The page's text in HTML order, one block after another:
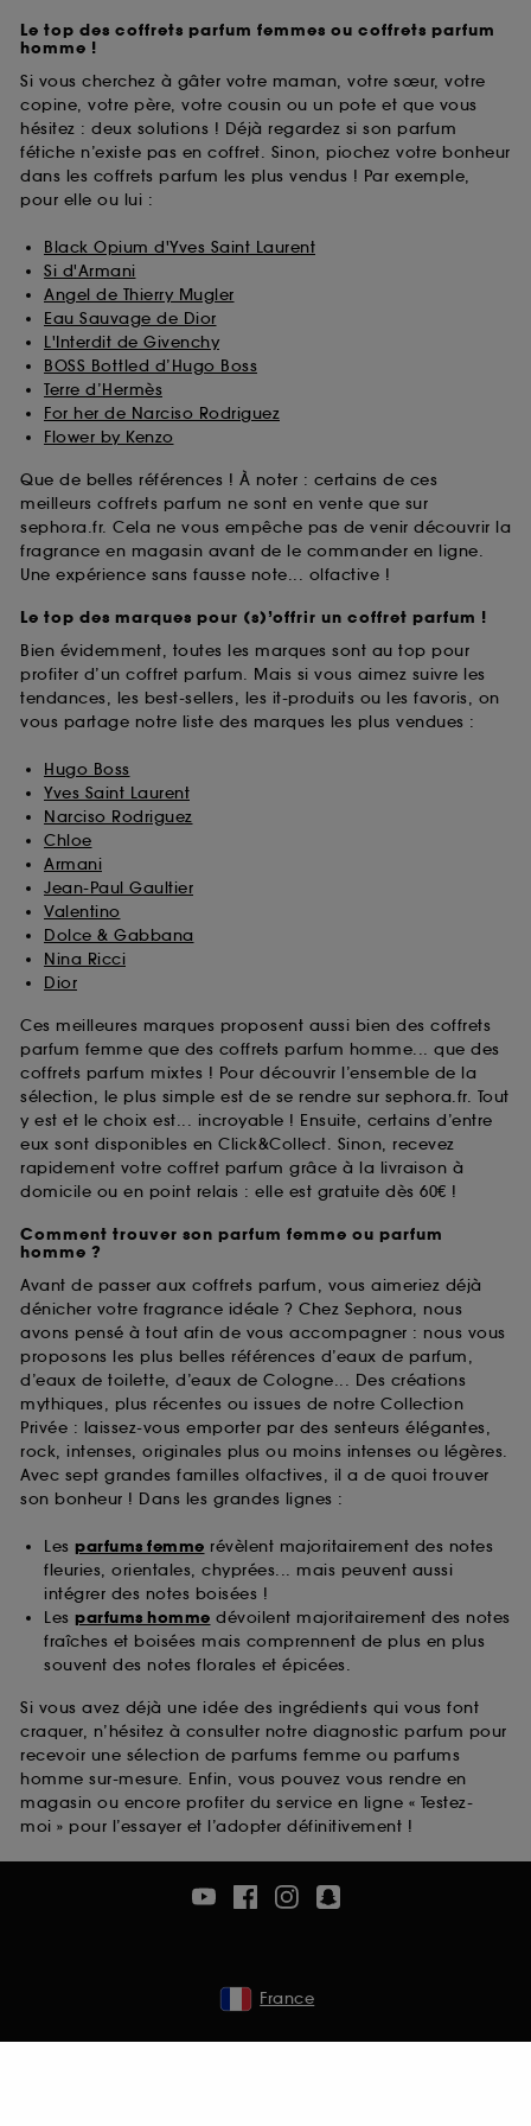
Le top des coffrets parfum femmes ou coffrets parfum
homme !
Si vous cherchez à gâter votre maman, votre sœur, votre
copine, votre père, votre cousin ou un pote et que vous
hésitez : deux solutions ! Déjà regardez si son parfum
fétiche n’existe pas en coffret. Sinon, piochez votre bonheur
dans les coffrets parfum les plus vendus ! Par exemple,
pour elle ou lui :
Black Opium d'Yves Saint Laurent
Si d'Armani
Angel de Thierry Mugler
Eau Sauvage de Dior
L'Interdit de Givenchy
BOSS Bottled d’Hugo Boss
Terre d’Hermès
For her de Narciso Rodriguez
Flower by Kenzo
Que de belles références ! À noter : certains de ces
meilleurs coffrets parfum ne sont en vente que sur
sephora.fr. Cela ne vous empêche pas de venir découvrir la
fragrance en magasin avant de le commander en ligne.
Une expérience sans fausse note... olfactive !
Le top des marques pour (s)’offrir un coffret parfum !
Bien évidemment, toutes les marques sont au top pour
profiter d’un coffret parfum. Mais si vous aimez suivre les
tendances, les best-sellers, les it-produits ou les favoris, on
vous partage notre liste des marques les plus vendues :
Hugo Boss
Yves Saint Laurent
Narciso Rodriguez
Chloe
Armani
Jean-Paul Gaultier
Valentino
Dolce & Gabbana
Nina Ricci
Dior
Ces meilleures marques proposent aussi bien des coffrets
parfum femme que des coffrets parfum homme... que des
coffrets parfum mixtes ! Pour découvrir l’ensemble de la
sélection, le plus simple est de se rendre sur sephora.fr. Tout
y est et le choix est... incroyable ! Ensuite, certains d’entre
eux sont disponibles en Click&Collect. Sinon, recevez
rapidement votre coffret parfum grâce à la livraison à
domicile ou en point relais : elle est gratuite dès 60€ !
Comment trouver son parfum femme ou parfum
homme ?
Avant de passer aux coffrets parfum, vous aimeriez déjà
dénicher votre fragrance idéale ? Chez Sephora, nous
avons pensé à tout afin de vous accompagner : nous vous
proposons les plus belles références d’eaux de parfum,
d’eaux de toilette, d’eaux de Cologne... Des créations
mythiques, plus récentes ou issues de notre Collection
Privée : laissez-vous emporter par des senteurs élégantes,
rock, intenses, originales plus ou moins intenses ou légères.
Avec sept grandes familles olfactives, il a de quoi trouver
son bonheur ! Dans les grandes lignes :
Les parfums femme révèlent majoritairement des notes
fleuries, orientales, chyprées... mais peuvent aussi
intégrer des notes boisées !
Les parfums homme dévoilent majoritairement des notes
fraîches et boisées mais comprennent de plus en plus
souvent des notes florales et épicées.
Si vous avez déjà une idée des ingrédients qui vous font
craquer, n’hésitez à consulter notre diagnostic parfum pour
recevoir une sélection de parfums femme ou parfums
homme sur-mesure. Enfin, vous pouvez vous rendre en
magasin ou encore profiter du service en ligne « Testez-
moi » pour l’essayer et l’adopter définitivement !
France